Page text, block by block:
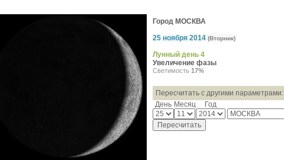
Город МОСКВА
25 ноября 2014 (Вторник)
Лунный день 4
Увеличение фазы
Светимость 17%
Пересчитать с другими параметрами:
День Месяц Год